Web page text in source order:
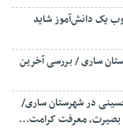
یک دانش‌آموز شاید
ساری / بررسی آخرین
در شهرستان ساری/
بصیرت، معرفت کرامت…